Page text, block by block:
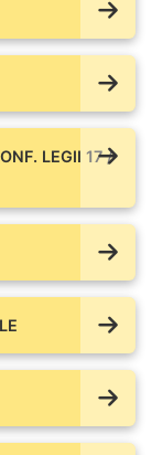
LEGII 17 /